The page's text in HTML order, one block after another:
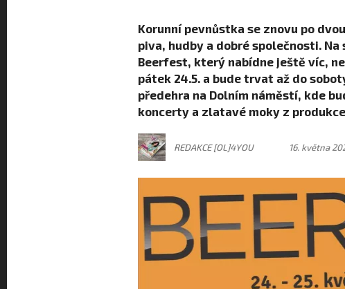
Korunní pevnůstka se znovu po
piva, hudby a dobré společnosti.
Beerfest, který nabídne ještě víc,
pátek 24.5. a bude trvat až do
předehra na Dolním náměstí, kde
koncerty a zlatavé moky z
REDAKCE [OL]4YOU 16. května